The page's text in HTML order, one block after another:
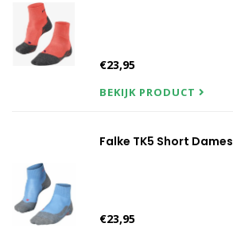
€23,95
BEKIJK PRODUCT
Falke TK5 Short Dames
€23,95